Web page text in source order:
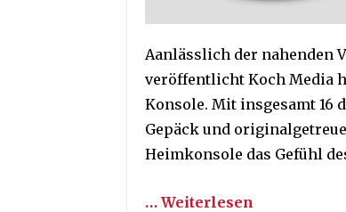
Aanlässlich der nahenden
veröffentlicht Koch Media
Konsole. Mit insgesamt 16
Gepäck und
Heimkonsole das Gefühl
… Weiterlesen